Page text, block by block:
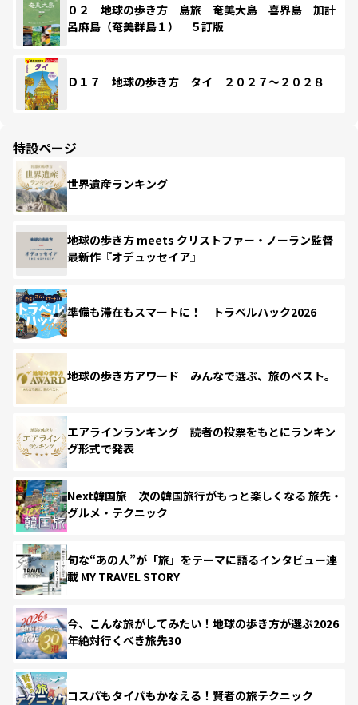
０２ 地球の歩き方 島旅 奄美大島 喜界島 加計
呂麻島（奄美群島１） ５訂版
Ｄ１７ 地球の歩き方 タイ ２０２７～２０２８
特設ページ
世界遺産ランキング
地球の歩き方 meets クリストファー・ノーラン監督
最新作『オデュッセイア』
準備も滞在もスマートに！ トラベルハック2026
地球の歩き方アワード みんなで選ぶ、旅のベスト。
エアラインランキング 読者の投票をもとにランキン
グ形式で発表
Next韓国旅 次の韓国旅行がもっと楽しくなる 旅先・
グルメ・テクニック
旬な“あの人”が「旅」をテーマに語るインタビュー連
載 MY TRAVEL STORY
今、こんな旅がしてみたい！地球の歩き方が選ぶ2026
年絶対行くべき旅先30
コスパもタイパもかなえる！賢者の旅テクニック